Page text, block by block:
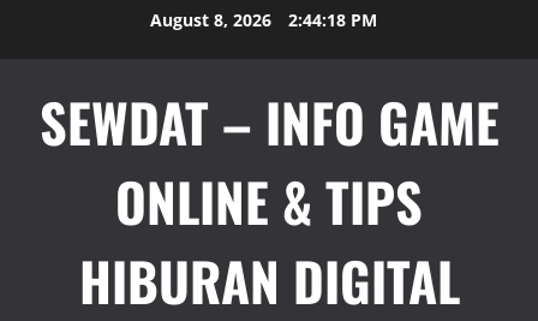
August 8, 2026 2:44:18 PM
SEWDAT – INFO GAME
ONLINE & TIPS
HIBURAN DIGITAL